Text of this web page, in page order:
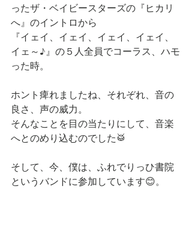
ったザ・ベイビースターズの『ヒカリ
へ』のイントロから
『イェイ、イェイ、イェイ、イェイ、
イェ～♪』の５人全員でコーラス、ハモ
った時。
ホント痺れましたね、それぞれ、音の
良さ、声の威力。
そんなことを目の当たりにして、音楽
へとのめり込むのでした🥁
そして、今、僕は、ふれでりっひ書院
というバンドに参加しています😊。